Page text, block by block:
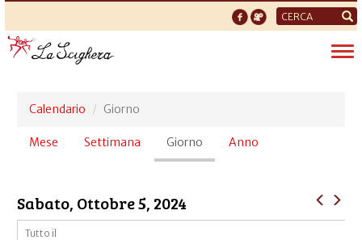
Form
di
ricerca
Calendario Giorno
Schede
Mese Settimana Giorno (scheda
attiva)
Anno
Sabato, Ottobre 5, 2024
Tutto il